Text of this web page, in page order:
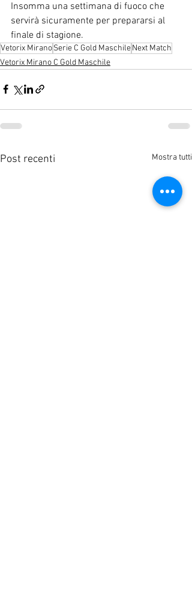
Insomma una settimana di fuoco che
servirà sicuramente per prepararsi al
finale di stagione.
Vetorix MiranoSerie C Gold MaschileNext Match
Vetorix Mirano C Gold Maschile
Post recenti Mostra tutti